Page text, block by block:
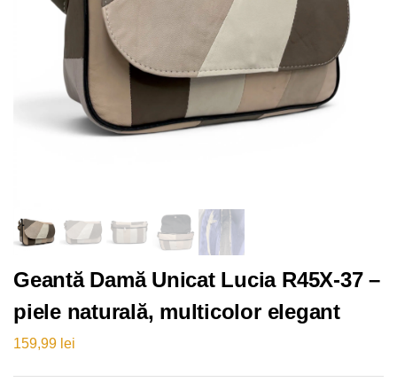
Geantă Damă Unicat Lucia R45X-37 –
piele naturală, multicolor elegant
159,99 lei